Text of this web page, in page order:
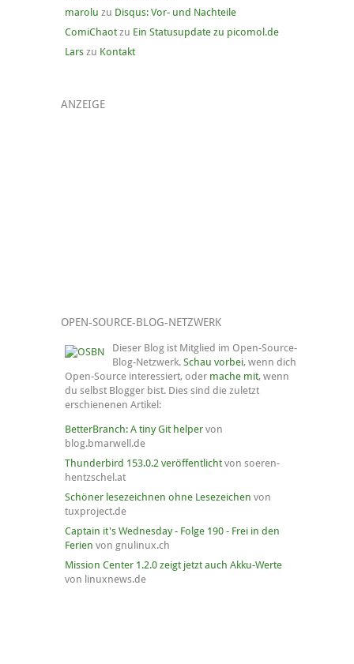
marolu zu Disqus: Vor- und Nachteile
ComiChaotzu Ein Statusupdate zu picomol.de
Larszu Kontakt
ANZEIGE
OPEN-SOURCE-BLOG-NETZWERK
Dieser Blog ist Mitglied im Open-Source-
Blog-Netzwerk. Schau vorbei, wenn dich
Open-Source interessiert, oder mache mit, wenn
du selbst Blogger bist. Dies sind die zuletzt
erschienenen Artikel:
BetterBranch: A tiny Git helpervon
blog.bmarwell.de
Thunderbird 153.0.2 veröffentlichtvon soeren-
hentzschel.at
Schöner lesezeichnen ohne Lesezeichen von
tuxproject.de
Captain it's Wednesday - Folge 190 - Frei in den
Ferien von gnulinux.ch
Mission Center 1.2.0 zeigt jetzt auch Akku-Werte
von linuxnews.de